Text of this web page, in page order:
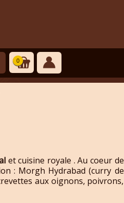
0
et cuisine royale . Au coeur de
: Morgh Hydrabad (curry de
aux oignons, poivrons,